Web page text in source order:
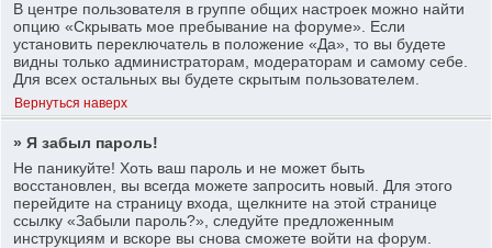
В центре пользователя в группе общих настроек можно найти
опцию «Скрывать мое пребывание на форуме». Если
установить переключатель в положение «Да», то вы будете
видны только администраторам, модераторам и самому себе.
Для всех остальных вы будете скрытым пользователем.
Вернуться наверх
» Я забыл пароль!
Не паникуйте! Хоть ваш пароль и не может быть
восстановлен, вы всегда можете запросить новый. Для этого
перейдите на страницу входа, щелкните на этой странице
ссылку «Забыли пароль?», следуйте предложенным
инструкциям и вскоре вы снова сможете войти на форум.